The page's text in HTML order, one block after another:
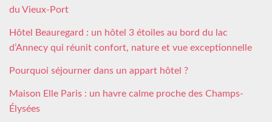
du Vieux-Port
Hôtel Beauregard : un hôtel 3 étoiles au bord du lac
d’Annecy qui réunit confort, nature et vue exceptionnelle
Pourquoi séjourner dans un appart hôtel ?
Maison Elle Paris : un havre calme proche des Champs-
Élysées